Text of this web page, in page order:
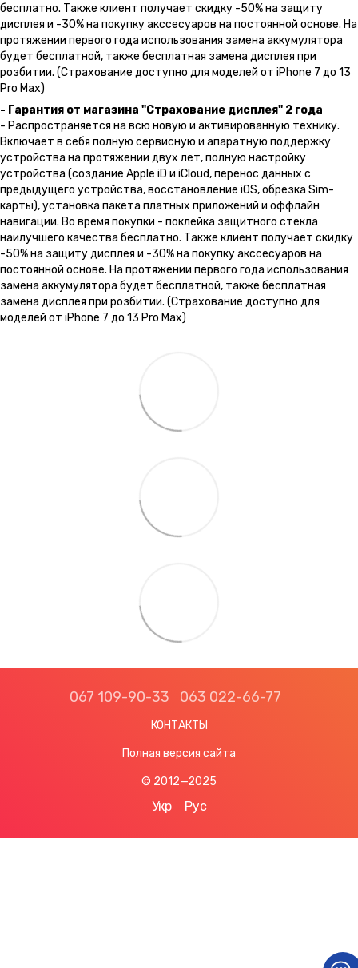
бесплатно. Также клиент получает скидку -50% на защиту
дисплея и -30% на покупку акссесуаров на постоянной основе. На
протяжении первого года использования замена аккумулятора
будет бесплатной, также бесплатная замена дисплея при
розбитии. (Страхование доступно для моделей от iPhone 7 до 13
Pro Max)
- Гарантия от магазина "Страхование дисплея" 2 года
- Распространяется на всю новую и активированную технику.
Включает в себя полную сервисную и апаратную поддержку
устройства на протяжении двух лет, полную настройку
устройства (создание Apple iD и iCloud, перенос данных с
предыдущего устройства, восстановление iOS, обрезка Sim-
карты), установка пакета платных приложений и оффлайн
навигации. Во время покупки - поклейка защитного стекла
наилучшего качества бесплатно. Также клиент получает скидку
-50% на защиту дисплея и -30% на покупку акссесуаров на
постоянной основе. На протяжении первого года использования
замена аккумулятора будет бесплатной, также бесплатная
замена дисплея при розбитии. (Страхование доступно для
моделей от iPhone 7 до 13 Pro Max)
067 109-90-33 063 022-66-77
КОНТАКТЫ
Полная версия сайта
© 2012—2025
Укр Рус